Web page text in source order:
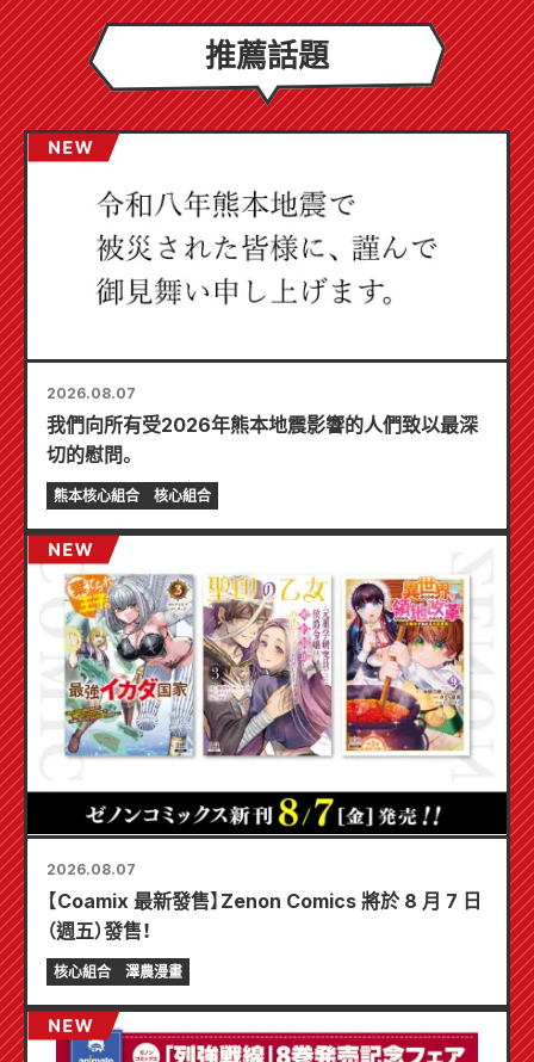
推薦話題
2026.08.07
我們向所有受2026年熊本地震影響的人們致以最深
切的慰問。
熊本核心組合 核心組合
2026.08.07
【Coamix 最新發售】Zenon Comics 將於 8 月 7 日
（週五）發售！
核心組合 澤農漫畫